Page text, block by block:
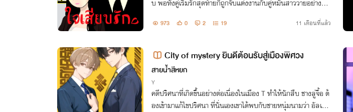
บ พอทั้งคู่เริ่มรักสุดท้ายก็ถูกจับแต่งงานกับคู่หมั้นสาววายอย่างริน
น 4 คน
973 0 2 19 11 เดือนที่แล้ว
City of mystery ยินดีต้อนรับสู่เมืองพิศวง
สายน้ำสีหยก
Y
คดีปริศนาที่เกิดขึ้นอย่างต่อเนื่องในเมือง T ทำให้นักสืบ ชางลู่จื้อ ต้
องเข้ามาแก้ไขปริศนา ที่นั่นเองเขาได้พบกับชายหนุ่มนามว่า อัลเซล